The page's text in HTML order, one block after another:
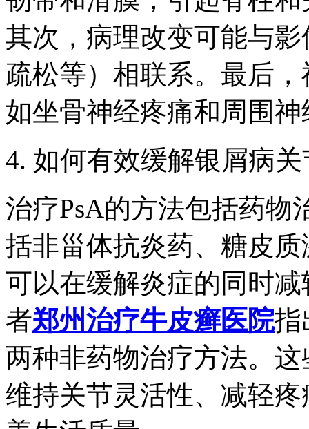
其次，病理改变可能与
疏松等）相联系。最后
如坐骨神经疼痛和周围
4. 如何有效缓解银屑病
治疗PsA的方法包括药物
括非甾体抗炎药、糖皮
可以在缓解炎症的同时
者郑州治疗牛皮癣医院指
两种非药物治疗方法。
维持关节灵活性、减轻